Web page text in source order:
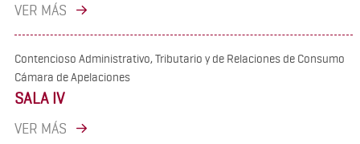
VER MÁS
Contencioso Administrativo, Tributario y de Relaciones de Consumo
Cámara de Apelaciones
SALA IV
VER MÁS